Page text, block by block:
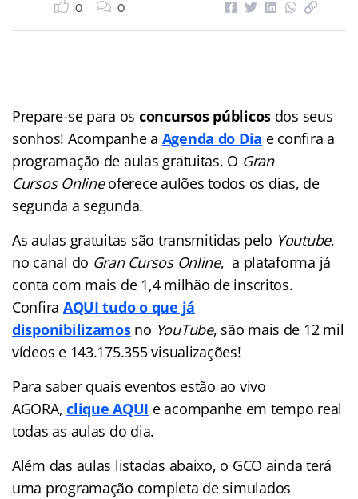
0 0
Prepare-se para os concursos públicos dos seus
sonhos! Acompanhe a Agenda do Dia e confira a
programação de aulas gratuitas. O Gran
Cursos Onlineoferece aulões todos os dias, de
segunda a segunda.
As aulas gratuitas são transmitidas pelo Youtube,
no canal do Gran Cursos Online, a plataforma já
conta com mais de 1,4 milhão de inscritos.
Confira AQUI tudo o que já
disponibilizamosno YouTube, são mais de 12 mil
vídeos e 143.175.355 visualizações!
Para saber quais eventos estão ao vivo
AGORA,clique AQUI e acompanhe em tempo real
todas as aulas do dia.
Além das aulas listadas abaixo, o GCO ainda terá
uma programação completa de simulados